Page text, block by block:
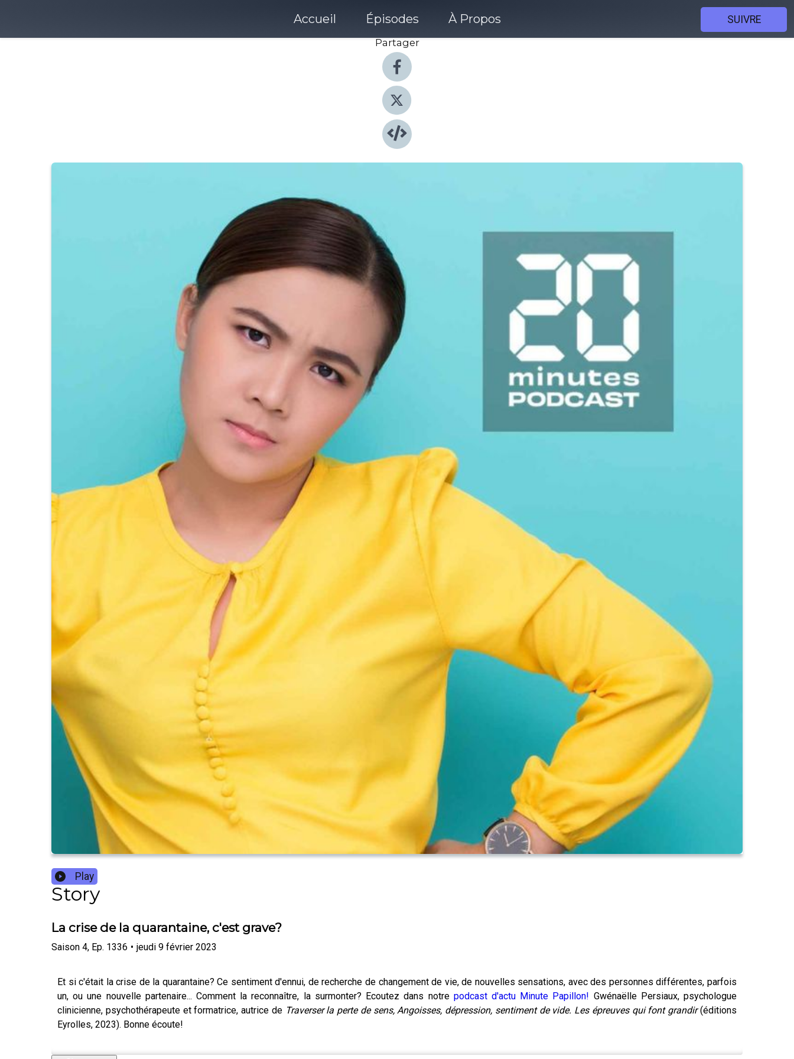
Accueil Épisodes À Propos
SUIVRE
Partager
Play
Story
La crise de la quarantaine, c'est grave?
Saison 4, Ep. 1336 • jeudi 9 février 2023
Et si c'était la crise de la quarantaine? Ce sentiment d'ennui, de recherche de changement de vie, de nouvelles sensations, avec des personnes différentes, parfois
un, ou une nouvelle partenaire... Comment la reconnaître, la surmonter? Ecoutez dans notre podcast d'actu Minute Papillon! Gwénaëlle Persiaux, psychologue
clinicienne, psychothérapeute et formatrice, autrice de Traverser la perte de sens, Angoisses, dépression, sentiment de vide. Les épreuves qui font grandir(éditions
Eyrolles, 2023). Bonne écoute!